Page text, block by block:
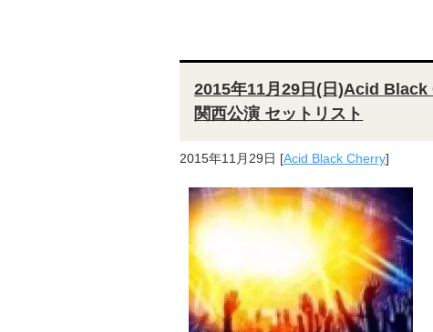
2015年11月29日(日)Acid
関西公演 セットリスト
2015年11月29日 [Acid Black Cherry]